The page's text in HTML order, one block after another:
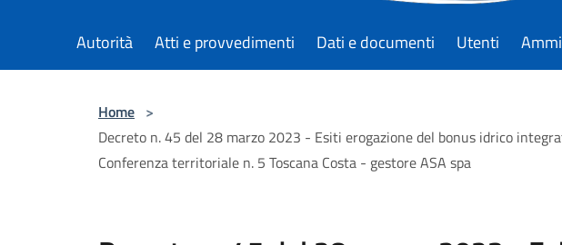
Autorità Atti e provvedimenti Dati e documenti Utenti
Home >
Decreto n. 45 del 28 marzo 2023 - Esiti erogazione del bonus idrico
Conferenza territoriale n. 5 Toscana Costa - gestore ASA spa